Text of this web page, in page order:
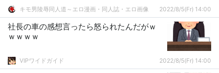
キモ男陵辱同人道～エロ漫画・同人誌・エロ画像 2022/8/5(Fr) 14:00
社長の車の感想言ったら怒られたんだがｗ
ｗｗｗｗ
VIPワイドガイド 2022/8/5(Fr) 14:00